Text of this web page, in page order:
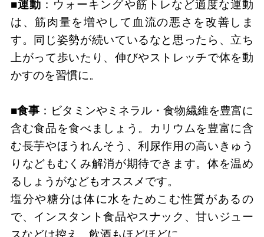
■運動 ：ウォーキングや筋トレなど適度な運動
は、筋肉量を増やして血流の悪さを改善しま
す。同じ姿勢が続いているなと思ったら、立ち
上がって歩いたり、伸びやストレッチで体を動
かすのを習慣に。
■食事 ：ビタミンやミネラル・食物繊維を豊富に
含む食品を食べましょう。カリウムを豊富に含
む長芋やほうれんそう、利尿作用の高いきゅう
りなどもむくみ解消が期待できます。体を温め
るしょうがなどもオススメです。
塩分や糖分は体に水をためこむ性質があるの
で、インスタント食品やスナック、甘いジュー
スなどは控え、飲酒もほどほどに。